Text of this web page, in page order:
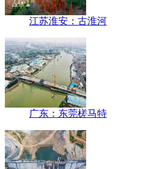
江苏淮安：古淮河
广东：东莞槎马特